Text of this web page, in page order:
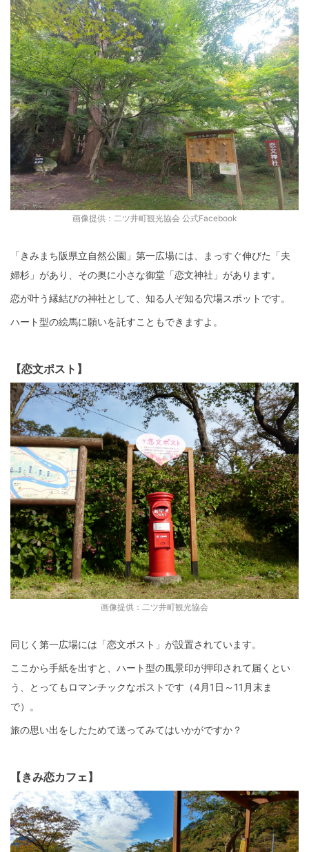
画像提供：二ツ井町観光協会 公式Facebook
「きみまち阪県立自然公園」第一広場には、まっすぐ伸びた「夫
婦杉」があり、その奥に小さな御堂「恋文神社」があります。
恋が叶う縁結びの神社として、知る人ぞ知る穴場スポットです。
ハート型の絵馬に願いを託すこともできますよ。
【恋文ポスト】
画像提供：二ツ井町観光協会
同じく第一広場には「恋文ポスト」が設置されています。
ここから手紙を出すと、ハート型の風景印が押印されて届くとい
う、とってもロマンチックなポストです（4月1日～11月末ま
で）。
旅の思い出をしたためて送ってみてはいかがですか？
【きみ恋カフェ】